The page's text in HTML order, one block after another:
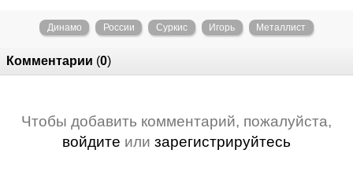
Динамо России Суркис Игорь Металлист
Комментарии (0)
Чтобы добавить комментарий, пожалуйста,
войдите или зарегистрируйтесь